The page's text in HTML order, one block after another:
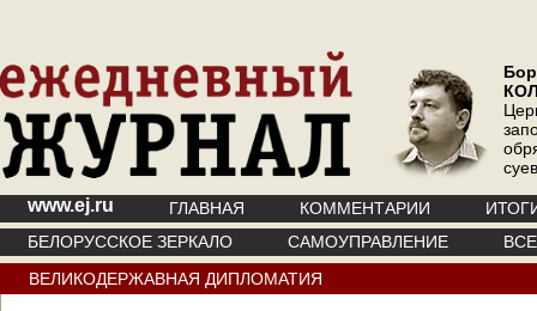
www.ej.ru ГЛАВНАЯ КОММЕНТАРИИ
БЕЛОРУССКОЕ ЗЕРКАЛО
САМОУПРАВЛЕНИЕ
ВЕЛИКОДЕРЖАВНАЯ ДИПЛОМАТИЯ